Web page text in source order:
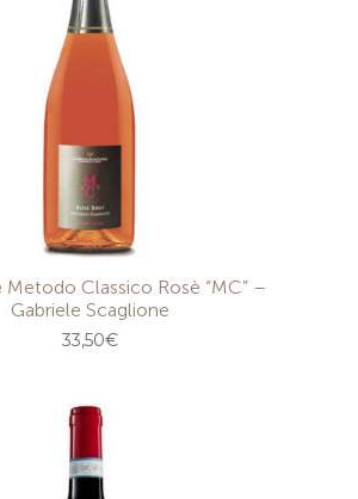
Metodo Classico Rosè “MC” –
Gabriele Scaglione
33,50€